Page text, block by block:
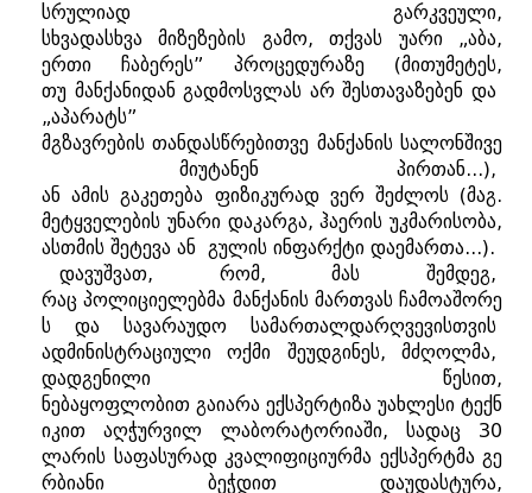
სრულიად
გარკვეული,
სხვადასხვა
მიზეზების გამო,თქვას უარი „აბა,
ერთი
ჩაბერეს” პროცედურაზე(მითუმეტეს,
თუ მანქანიდან გადმოსვლას არ შესთავაზებენ და
„აპარატს”
მგზავრების თანდასწრებითვე მანქანის სალონშივე
მიუტანენ
პირთან...),
ან ამის გაკეთება ფიზიკურად ვერ შეძლოს (მაგ.
მეტყველების უნარი დაკარგა,ჰაერის უკმარისობა,
ასთმის შეტევა ან გულის ინფარქტი დაემართა...).
დავუშვათ, რომ,მას შემდეგ,
რაც პოლიციელებმა მანქანის მართვას ჩამოაშორე
ს
და სავარაუდო
სამართალდარღვევისთვის
ადმინისტრაციული
ოქმი შეუდგინეს,მძღოლმა,
დადგენილი
წესით,
ნებაყოფლობით გაიარა ექსპერტიზა უახლესი ტექნ
იკით
აღჭურვილ ლაბორატორიაში, სადაც 30
ლარის საფასურად კვალიფიციურმა ექსპერტმა გე
რბიანი
ბეჭდით დაუდასტურა,